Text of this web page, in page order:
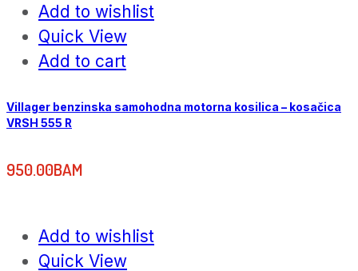
Add to wishlist
Quick View
Add to cart
Villager benzinska samohodna motorna kosilica – kosačica
VRSH 555 R
950.00BAM
Add to wishlist
Quick View